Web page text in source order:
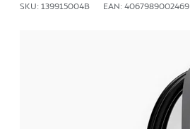
SKU: 139915004B EAN: 4067989002469